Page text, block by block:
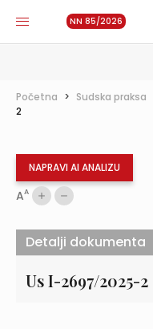
NN 85/2026
Početna > Sudska praksa
2
NAPRAVI AI ANALIZU
AA
Us I-2697/2025-2
Detalji dokumenta